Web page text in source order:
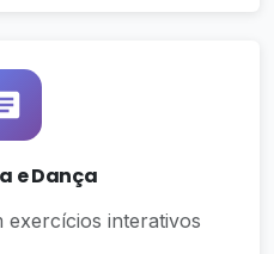
e Dança
exercícios interativos